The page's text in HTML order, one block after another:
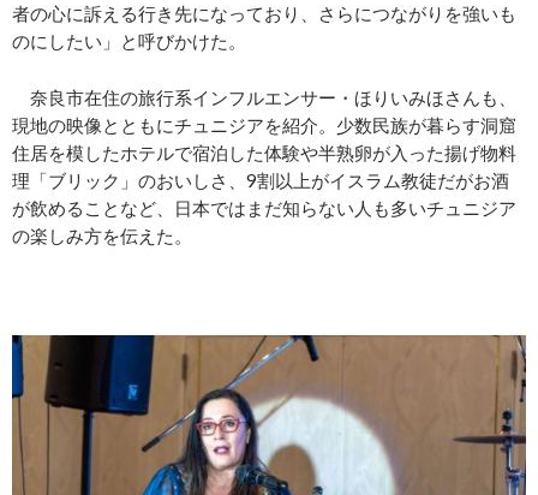
者の心に訴える行き先になっており、さらにつながりを強いも
のにしたい」と呼びかけた。
奈良市在住の旅行系インフルエンサー・ほりいみほさんも、
現地の映像とともにチュニジアを紹介。少数民族が暮らす洞窟
住居を模したホテルで宿泊した体験や半熟卵が入った揚げ物料
理「ブリック」のおいしさ、9割以上がイスラム教徒だがお酒
が飲めることなど、日本ではまだ知らない人も多いチュニジア
の楽しみ方を伝えた。